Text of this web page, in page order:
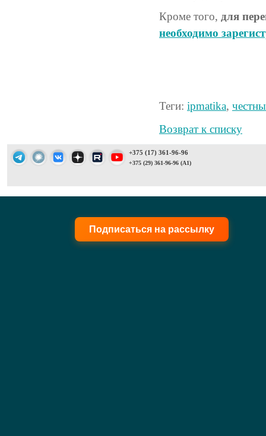
Кроме того, для
необходимо
Теги: ipmatika,
Возврат к списку
+375 (17) 361-96-96
+375 (29) 361-96-96 (A1)
Подписаться на рассылку